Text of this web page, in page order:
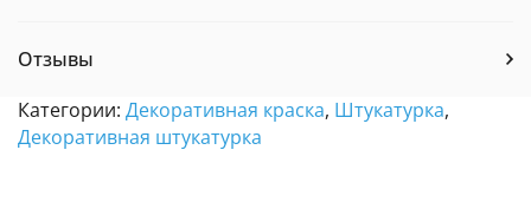
Отзывы
Категории: Декоративная краска, Штукатурка,
Декоративная штукатурка